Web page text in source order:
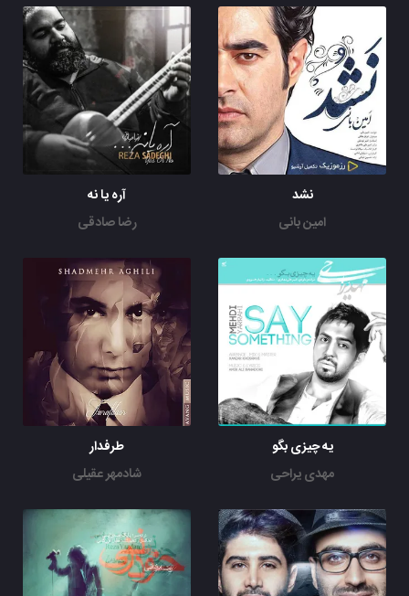
(چاووشی)
نگو بی خبری
(یگانه)
نگو نمی دونی وقتی که نیستی
گریه شده کار این دل عاشق شب و روز
نشکن دلمو
به خدا آهم میگیره دامن تو عاقبت یه روز
نگو نمی دونی دلم پر از یه نفرین سینه سوز
نگو نمی دونی وقتی که نیستی
گریه شده کار این دل عاشق شب و روز
نشد
امین بانی
آره یا نه
رضا صادقی
یه چیزی بگو
مهدی یراحی
طرفدار
شادمهر عقیلی